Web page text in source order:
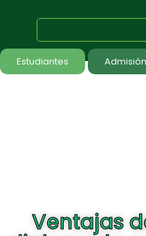
Estudiantes Admisión
Ventajas